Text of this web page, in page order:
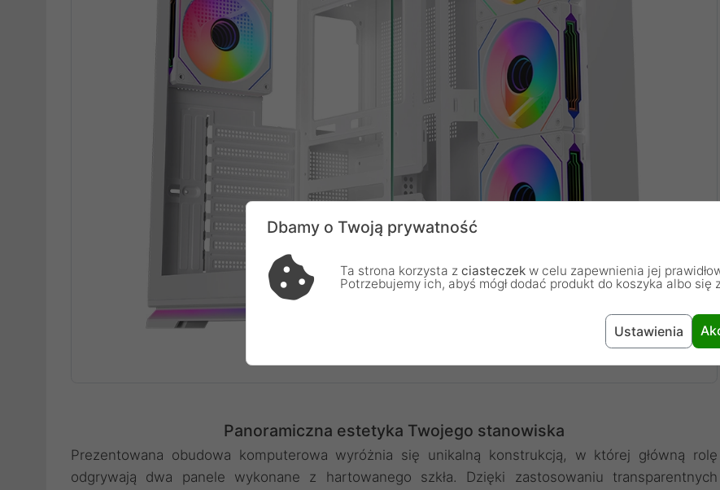
Panoramiczna estetyka Twojego stanowiska
Prezentowana obudowa komputerowa wyróżnia się unikalną konstrukcją, w której główną rolę
odgrywają dwa panele wykonane z hartowanego szkła. Dzięki zastosowaniu transparentnych
Dbamy o Twoją prywatność
Ta strona korzysta z ciasteczek w celu zapewnienia jej
Potrzebujemy ich, abyś mógł dodać produkt do koszyka albo się
Ustawienia